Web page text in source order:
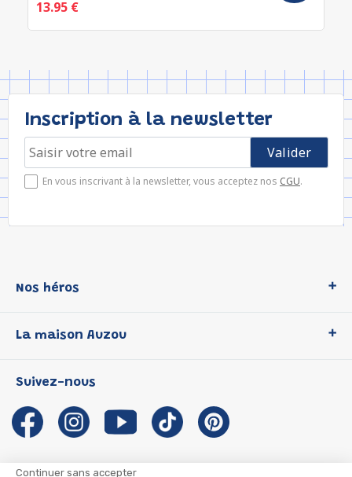
Continuer sans accepter
13.95 €
Inscription à la newsletter
En vous inscrivant à la newsletter, vous acceptez nos CGU.
Nos héros
P'tit Loup
Les Influenceuses
Migali
Petite Taupe
La maison Auzou
Notre histoire
Auzou s'engage
Auteurs et illustrateurs Auzou
Suivez-nous